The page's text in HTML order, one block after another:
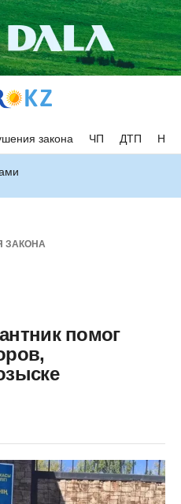
закона ЧП ДТП
ЗАКОНА
помог